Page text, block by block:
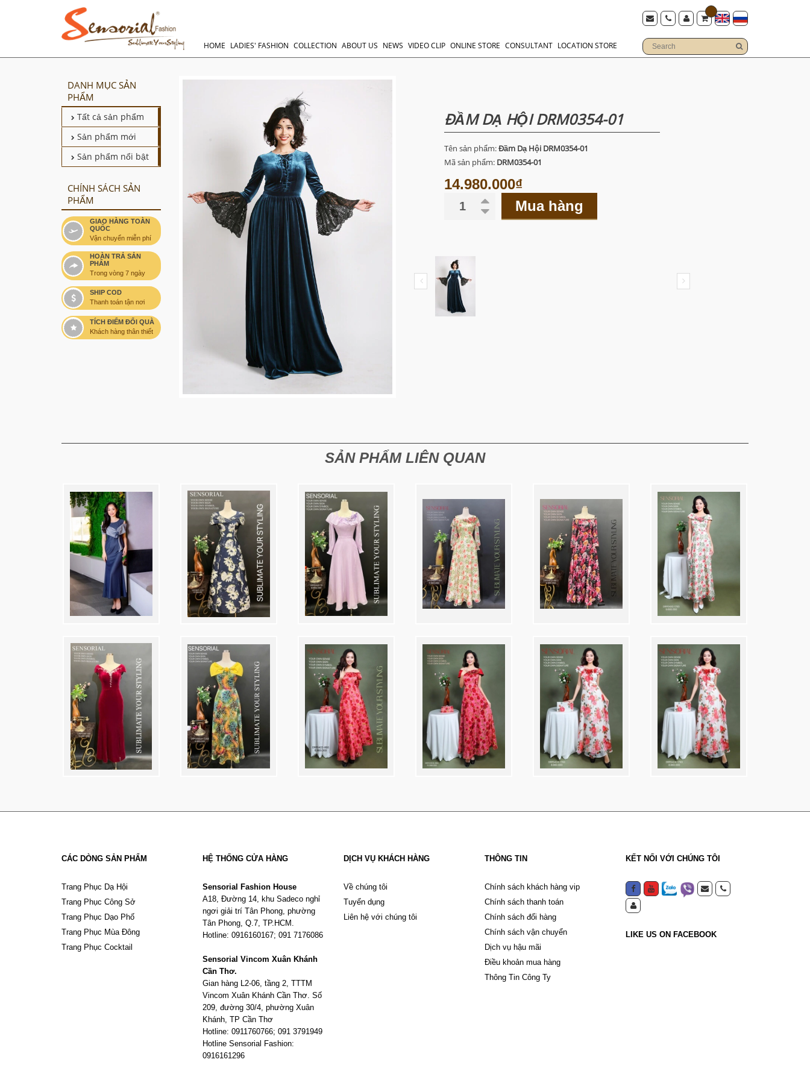
HOME LADIES' FASHION COLLECTION ABOUT US NEWS VIDEO CLIP ONLINE STORE CONSULTANT LOCATION STORE
DANH MỤC SẢN
PHẨM
Tất cả sản phẩm
Sản phẩm mới
Sản phẩm nổi bật
CHÍNH SÁCH SẢN
PHẨM
GIAO HÀNG TOÀN
QUỐC
Vận chuyển miễn phí
HOÀN TRẢ SẢN
PHẨM
Trong vòng 7 ngày
SHIP COD
Thanh toán tận nơi
TÍCH ĐIỂM ĐỔI QUÀ
Khách hàng thân thiết
ĐẦM DẠ HỘI DRM0354-01
Tên sản phẩm:Đầm Dạ Hội DRM0354-01
Mã sản phẩm: DRM0354-01
14.980.000₫
Mua hàng
SẢN PHẨM LIÊN QUAN
CÁC DÒNG SẢN PHẨM
Trang Phục Dạ Hội
Trang Phục Công Sở
Trang Phục Dạo Phố
Trang Phục Mùa Đông
Trang Phục Cocktail
HỆ THỐNG CỬA HÀNG
Sensorial Fashion House
A18, Đường 14, khu Sadeco nghỉ
ngơi giải trí Tân Phong, phường
Tân Phong, Q.7, TP.HCM.
Hotline: 0916160167; 091 7176086
Sensorial Vincom Xuân Khánh
Cần Thơ.
Gian hàng L2-06, tầng 2, TTTM
Vincom Xuân Khánh Cần Thơ. Số
209, đường 30/4, phường Xuân
Khánh, TP Cần Thơ
Hotline: 0911760766; 091 3791949
Hotline Sensorial Fashion:
0916161296
DỊCH VỤ KHÁCH HÀNG
Về chúng tôi
Tuyển dụng
Liên hệ với chúng tôi
THÔNG TIN
Chính sách khách hàng vip
Chính sách thanh toán
Chính sách đổi hàng
Chính sách vận chuyển
Dịch vụ hậu mãi
Điều khoản mua hàng
Thông Tin Công Ty
KẾT NỐI VỚI CHÚNG TÔI
LIKE US ON FACEBOOK